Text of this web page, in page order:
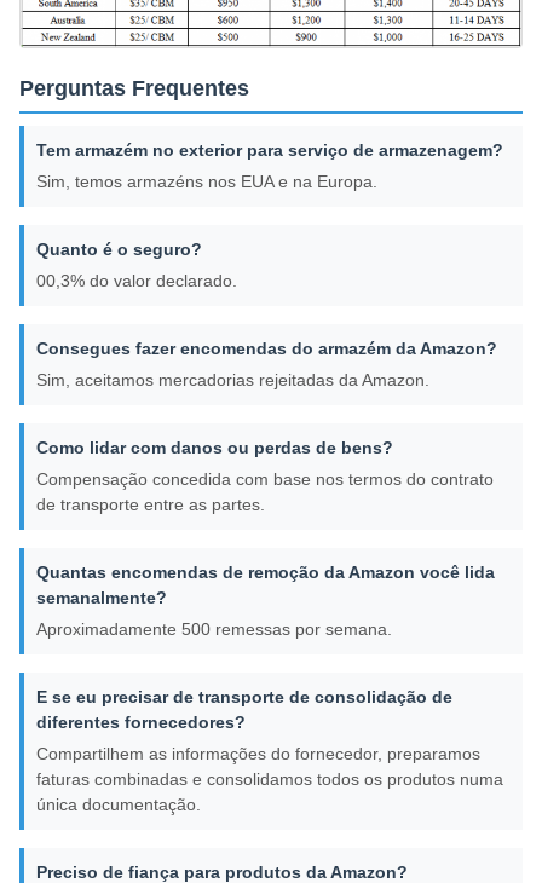
Perguntas Frequentes
Tem armazém no exterior para serviço de armazenagem?
Sim, temos armazéns nos EUA e na Europa.
Quanto é o seguro?
00,3% do valor declarado.
Consegues fazer encomendas do armazém da Amazon?
Sim, aceitamos mercadorias rejeitadas da Amazon.
Como lidar com danos ou perdas de bens?
Compensação concedida com base nos termos do contrato
de transporte entre as partes.
Quantas encomendas de remoção da Amazon você lida
semanalmente?
Aproximadamente 500 remessas por semana.
E se eu precisar de transporte de consolidação de
diferentes fornecedores?
Compartilhem as informações do fornecedor, preparamos
faturas combinadas e consolidamos todos os produtos numa
única documentação.
Preciso de fiança para produtos da Amazon?